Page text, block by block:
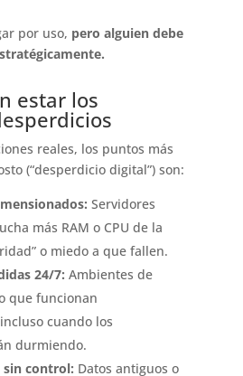
por uso, pero alguien debe
estar los
reales, los puntos más
(“desperdicio digital”) son:
Servidores
más RAM o CPU de la
o miedo a que fallen.
24/7: Ambientes de
que funcionan
cuando los
durmiendo.
control: Datos antiguos o